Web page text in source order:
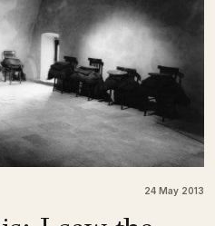
24 May 2013